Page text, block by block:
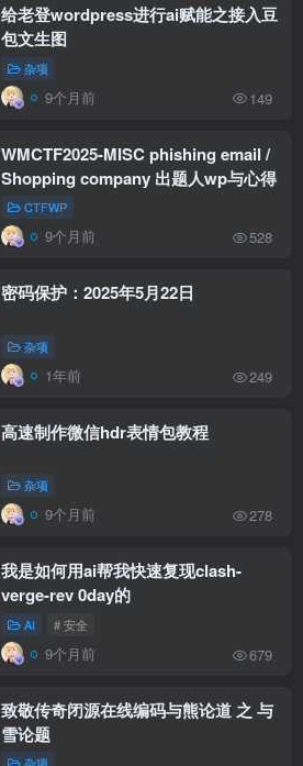
给老登wordpress进行ai赋能之接入豆
包文生图
杂项
9个月前 149
WMCTF2025-MISC phishing email /
Shopping company 出题人wp与心得
CTFWP
9个月前 528
密码保护：2025年5月22日
杂项
1年前 249
高速制作微信hdr表情包教程
杂项
9个月前 278
我是如何用ai帮我快速复现clash-
verge-rev 0day的
AI # 安全
9个月前 679
致敬传奇闭源在线编码与熊论道 之 与
雪论题